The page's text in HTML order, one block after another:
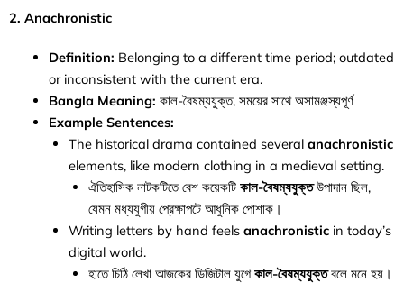
2. Anachronistic
Definition: Belonging to a different time period; outdated
or inconsistent with the current era.
Bangla Meaning: কাল-বৈষম্যযুক্ত, সময়ের সাথে অসামঞ্জস্যপূর্ণ
Example Sentences:
The historical drama contained several anachronistic
elements, like modern clothing in a medieval setting.
ঐতিহাসিক নাটকটিতে বেশ কয়েকটি কাল-বৈষম্যযুক্তউপাদান ছিল,
যেমন মধ্যযুগীয় প্রেক্ষাপটে আধুনিক পোশাক।
Writing letters by hand feels anachronisticin today’s
digital world.
হাতে চিঠি লেখা আজকের ডিজিটাল যুগে কাল-বৈষম্যযুক্তবলে মনে হয়।